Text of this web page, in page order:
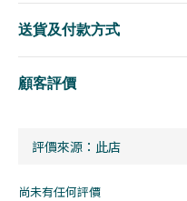
送貨及付款方式
顧客評價
尚未有任何評價